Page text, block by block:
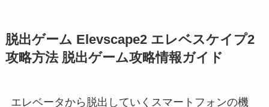
脱出ゲーム Elevscape2 エレベスケイプ2
攻略方法 脱出ゲーム攻略情報ガイド
エレベータから脱出していくスマートフォンの機